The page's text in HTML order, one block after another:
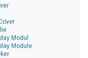
Modul
Module